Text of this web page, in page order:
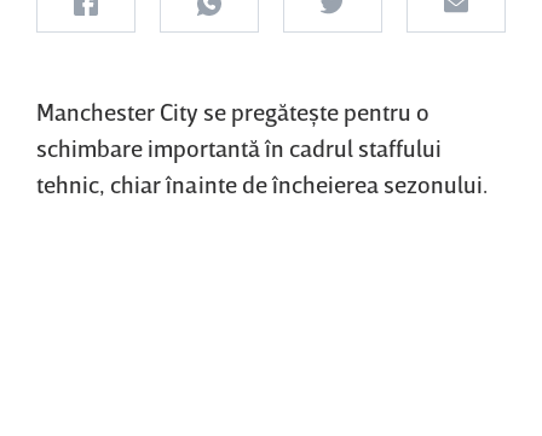
Manchester City se pregăteşte pentru o
schimbare importantă în cadrul staffului
tehnic, chiar înainte de încheierea sezonului.